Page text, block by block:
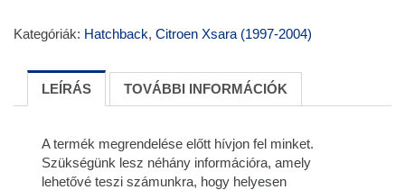
(Hatchback)
ABS-
Kategóriák: Hatchback, Citroen Xsara (1997-2004)
LEÍRÁS TOVÁBBI INFORMÁCIÓK
A termék megrendelése előtt hívjon fel minket.
Szükségünk lesz néhány információra, amely
lehetővé teszi számunkra, hogy helyesen